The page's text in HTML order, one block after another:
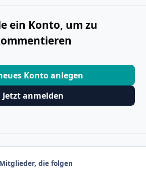
ein Konto, um zu
Konto anlegen
Jetzt anmelden
die folgen